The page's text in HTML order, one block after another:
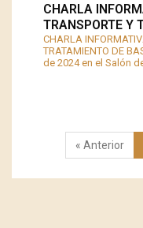
CHARLA
TRANSPORTE Y
CHARLA
TRATAMIENTO DE
de 2024 en el Salón
« Anterior